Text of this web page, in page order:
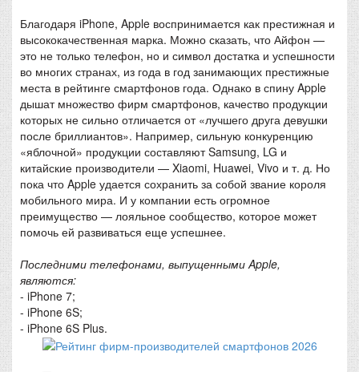
Благодаря iPhone, Apple воспринимается как престижная и
высококачественная марка. Можно сказать, что Айфон —
это не только телефон, но и символ достатка и успешности
во многих странах, из года в год занимающих престижные
места в рейтинге смартфонов года. Однако в спину Apple
дышат множество фирм смартфонов, качество продукции
которых не сильно отличается от «лучшего друга девушки
после бриллиантов». Например, сильную конкуренцию
«яблочной» продукции составляют Samsung, LG и
китайские производители — Xiaomi, Huawei, Vivo и т. д. Но
пока что Apple удается сохранить за собой звание короля
мобильного мира. И у компании есть огромное
преимущество — лояльное сообщество, которое может
помочь ей развиваться еще успешнее.
Последними телефонами, выпущенными Apple,
являются:
- iPhone 7;
- iPhone 6S;
- iPhone 6S Plus.